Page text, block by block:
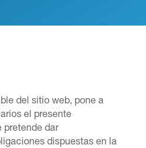
del sitio web, pone a
el presente
pretende dar
dispuestas en la